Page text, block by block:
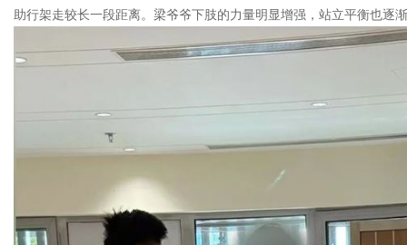
助行架走较长一段距离。梁爷爷下肢的力量明显增强，站立平衡也逐